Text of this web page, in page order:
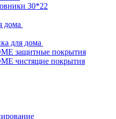
30*22
дома
для дома
защитные покрытия
чистящие покрытия